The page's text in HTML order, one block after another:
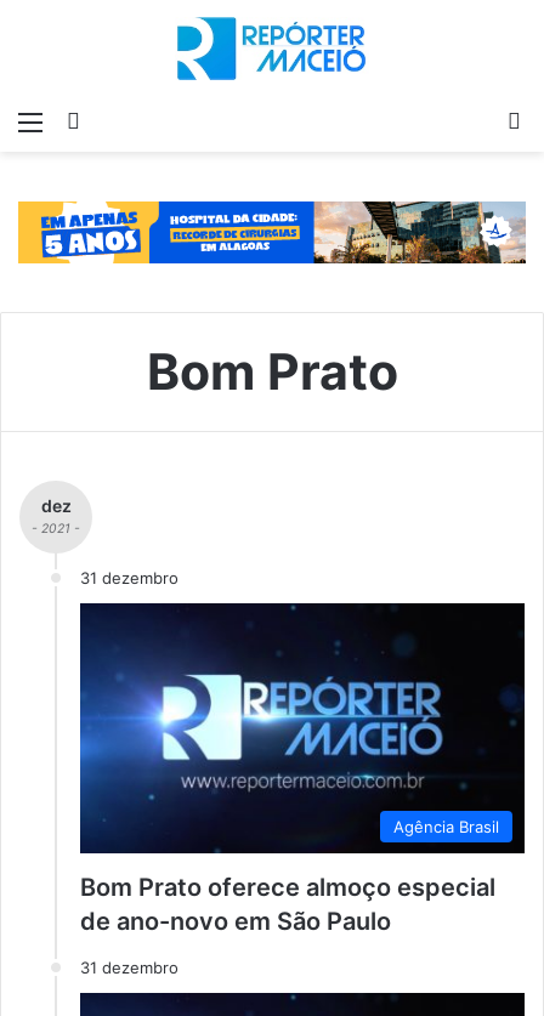
Menu
Bom Prato
dez
- 2021 -
31 dezembro
Agência Brasil
Bom Prato oferece almoço especial
de ano-novo em São Paulo
31 dezembro